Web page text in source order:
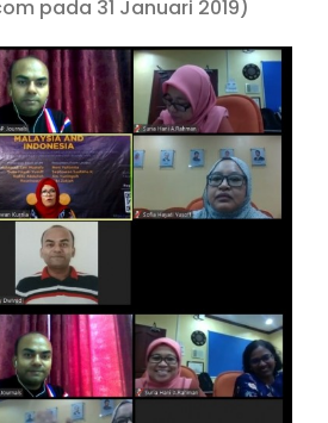
pada 31 Januari 2019)